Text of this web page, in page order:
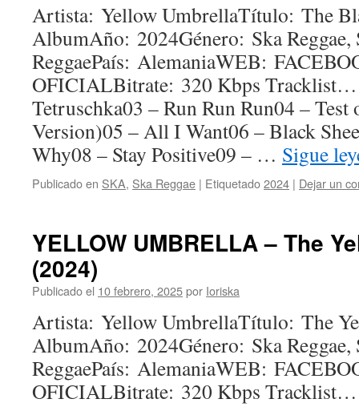
Artista: Yellow UmbrellaTítulo: The
AlbumAño: 2024Género: Ska Reggae,
ReggaePaís: AlemaniaWEB:
OFICIALBitrate: 320 Kbps Tracklist…
Tetruschka03 – Run Run Run04 –
Version)05 – All I Want06 – Black
Why08 – Stay Positive09 – … Sigue
Publicado en SKA, Ska Reggae | Etiquetado2024 | Dejar un
YELLOW UMBRELLA – The
(2024)
Publicado el 10 febrero, 2025por Ioriska
Artista: Yellow UmbrellaTítulo: The
AlbumAño: 2024Género: Ska Reggae,
ReggaePaís: AlemaniaWEB:
OFICIALBitrate: 320 Kbps Tracklist…